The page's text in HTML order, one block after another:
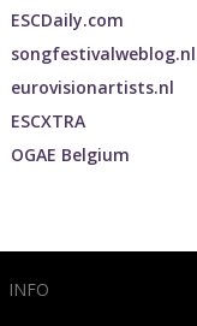
ESCDaily.com
songfestivalweblog.nl
eurovisionartists.nl
ESCXTRA
OGAE Belgium
INFO